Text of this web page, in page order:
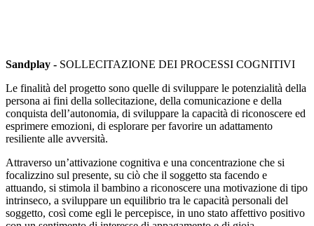
Sandplay - SOLLECITAZIONE DEI PROCESSI COGNITIVI
Le finalità del progetto sono quelle di sviluppare le potenzialità della
persona ai fini della sollecitazione, della comunicazione e della
conquista dell’autonomia, di sviluppare la capacità di riconoscere ed
esprimere emozioni, di esplorare per favorire un adattamento
resiliente alle avversità.
Attraverso un’attivazione cognitiva e una concentrazione che si
focalizzino sul presente, su ciò che il soggetto sta facendo e
attuando, si stimola il bambino a riconoscere una motivazione di tipo
intrinseco, a sviluppare un equilibrio tra le capacità personali del
soggetto, così come egli le percepisce, in uno stato affettivo positivo